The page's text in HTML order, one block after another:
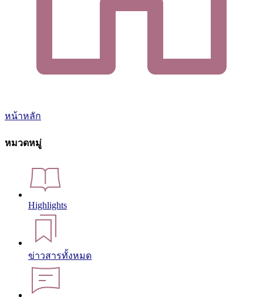
หน้าหลัก
หมวดหมู่
Highlights
ข่าวสารทั้งหมด